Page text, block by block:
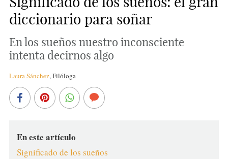
diccionario para soñar
En los sueños nuestro inconsciente
intenta decirnos algo
Laura Sánchez,Filóloga
En este artículo
Significado de los sueños